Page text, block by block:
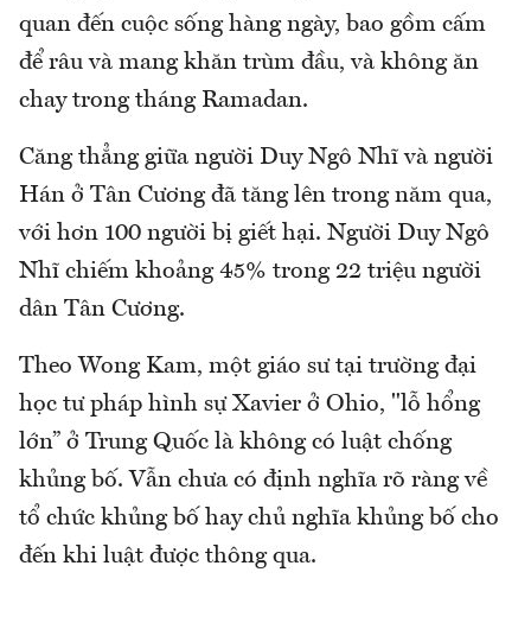
quan đến cuộc sống hàng ngày, bao gồm cấm
để râu và mang khăn trùm đầu, và không ăn
chay trong tháng Ramadan.
Căng thẳng giữa người Duy Ngô Nhĩ và người
Hán ở Tân Cương đã tăng lên trong năm qua,
với hơn 100 người bị giết hại. Người Duy Ngô
Nhĩ chiếm khoảng 45% trong 22 triệu người
dân Tân Cương.
Theo Wong Kam, một giáo sư tại trường đại
học tư pháp hình sự Xavier ở Ohio, "lỗ hổng
lớn” ở Trung Quốc là không có luật chống
khủng bố. Vẫn chưa có định nghĩa rõ ràng về
tổ chức khủng bố hay chủ nghĩa khủng bố cho
đến khi luật được thông qua.